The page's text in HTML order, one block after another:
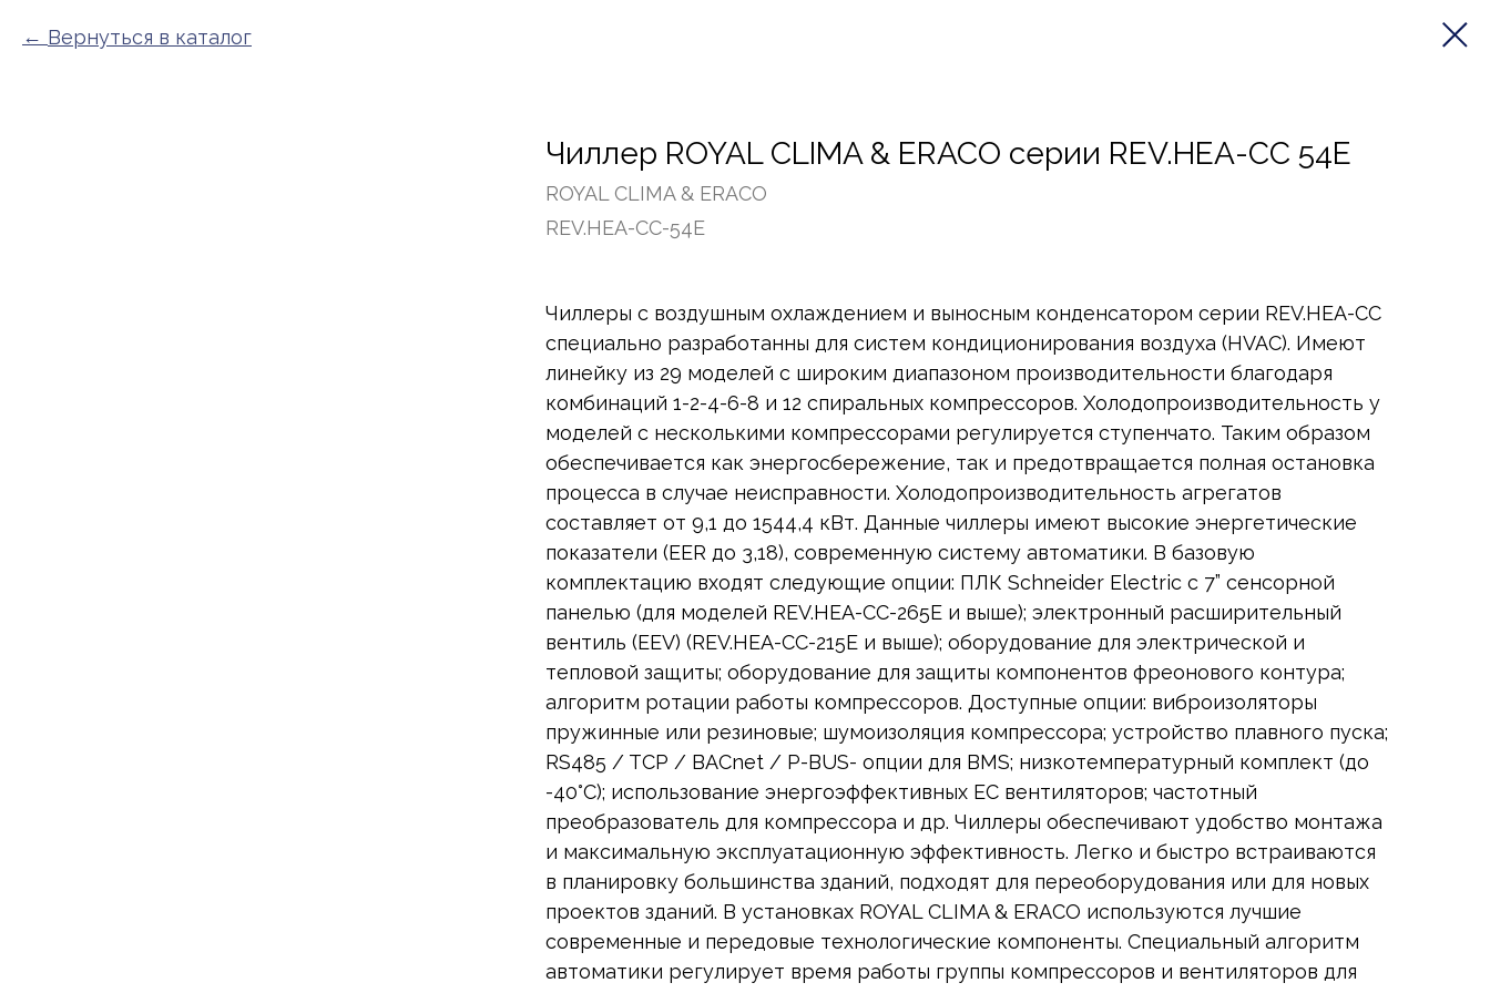
Вернуться в каталог
Чиллер ROYAL CLIMA & ERACO серии REV.HEA-CC 54E
ROYAL CLIMA & ERACO
REV.HEA-CC-54E
Чиллеры с воздушным охлаждением и выносным конденсатором серии REV.HEA-CC
специально разработанны для систем кондиционирования воздуха (HVAC). Имеют
линейку из 29 моделей с широким диапазоном производительности благодаря
комбинаций 1-2-4-6-8 и 12 спиральных компрессоров. Холодопроизводительность у
моделей с несколькими компрессорами регулируется ступенчато. Таким образом
обеспечивается как энергосбережение, так и предотвращается полная остановка
процесса в случае неисправности. Холодопроизводительность агрегатов
составляет от 9,1 до 1544,4 кВт. Данные чиллеры имеют высокие энергетические
показатели (EER до 3,18), современную систему автоматики. В базовую
комплектацию входят следующие опции: ПЛК Schneider Electric c 7” сенсорной
панелью (для моделей REV.HEA-CC-265E и выше); электронный расширительный
вентиль (EEV) (REV.HEA-CC-215E и выше); оборудование для электрической и
тепловой защиты; оборудование для защиты компонентов фреонового контура;
алгоритм ротации работы компрессоров. Доступные опции: виброизоляторы
пружинные или резиновые; шумоизоляция компрессора; устройство плавного пуска;
RS485 / TCP / BACnet / P-BUS- опции для BMS; низкотемпературный комплект (до
-40°С); использование энергоэффективных ЕС вентиляторов; частотный
преобразователь для компрессора и др. Чиллеры обеспечивают удобство монтажа
и максимальную эксплуатационную эффективность. Легко и быстро встраиваются
в планировку большинства зданий, подходят для переоборудования или для новых
проектов зданий. В установках ROYAL CLIMA & ERACO используются лучшие
современные и передовые технологические компоненты. Специальный алгоритм
автоматики регулирует время работы группы компрессоров и вентиляторов для